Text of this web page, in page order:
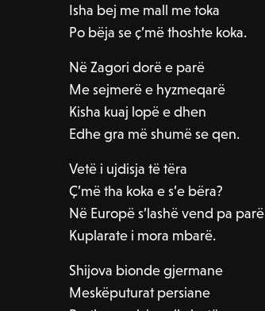
Isha bej me mall me toka
Po bëja se ç’më thoshte koka.
Në Zagori dorë e parë
Me sejmerë e hyzmeqarë
Kisha kuaj lopë e dhen
Edhe gra më shumë se qen.
Vetë i ujdisja të tëra
Ç’më tha koka e s’e bëra?
Në Europë s’lashë vend pa parë
Kuplarate i mora mbarë.
Shijova bionde gjermane
Meskëputurat persiane